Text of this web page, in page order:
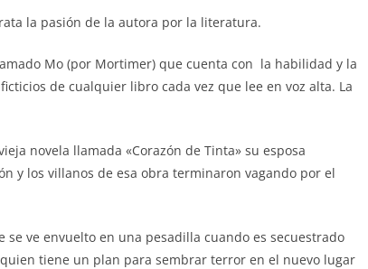
la pasión de la autora por la literatura.
Mo (por Mortimer) que cuenta con la habilidad y la
de cualquier libro cada vez que lee en voz alta. La
novela llamada «Corazón de Tinta» su esposa
y los villanos de esa obra terminaron vagando por el
ve envuelto en una pesadilla cuando es secuestrado
tiene un plan para sembrar terror en el nuevo lugar